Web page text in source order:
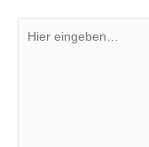
eingeben…